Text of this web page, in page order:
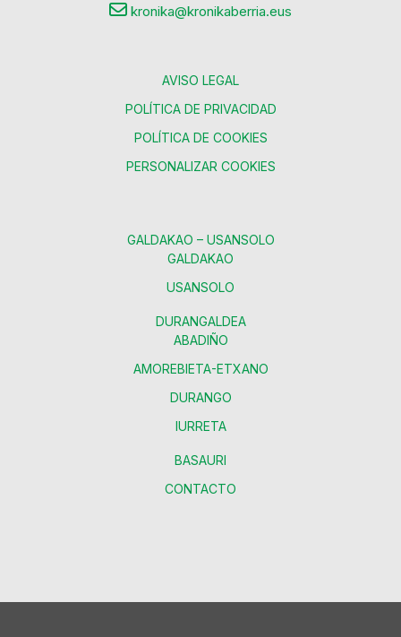
kronika@kronikaberria.eus
AVISO LEGAL
POLÍTICA DE PRIVACIDAD
POLÍTICA DE COOKIES
PERSONALIZAR COOKIES
GALDAKAO – USANSOLO
GALDAKAO
USANSOLO
DURANGALDEA
ABADIÑO
AMOREBIETA-ETXANO
DURANGO
IURRETA
BASAURI
CONTACTO